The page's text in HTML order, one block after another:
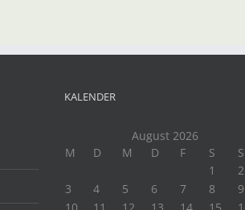
KALENDER
August 2026
M
D M D F S
S
1
2
3
4 5 6 7 8
9